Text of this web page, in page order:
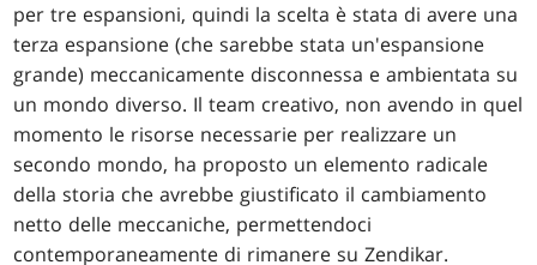
per tre espansioni, quindi la scelta è stata di avere una
terza espansione (che sarebbe stata un'espansione
grande) meccanicamente disconnessa e ambientata su
un mondo diverso. Il team creativo, non avendo in quel
momento le risorse necessarie per realizzare un
secondo mondo, ha proposto un elemento radicale
della storia che avrebbe giustificato il cambiamento
netto delle meccaniche, permettendoci
contemporaneamente di rimanere su Zendikar.